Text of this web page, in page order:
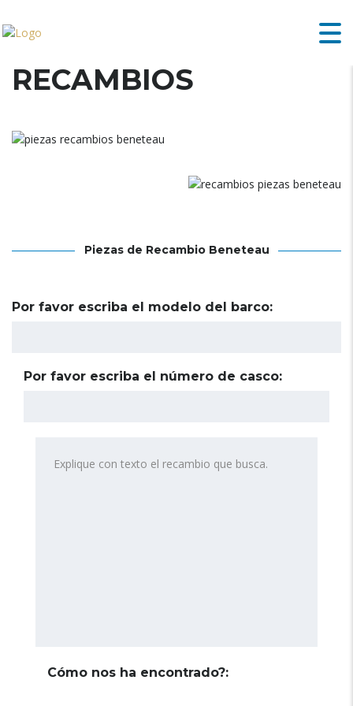
RECAMBIOS
Piezas de Recambio Beneteau
Por favor escriba el modelo del barco:
Por favor escriba el número de casco:
Cómo nos ha encontrado?: